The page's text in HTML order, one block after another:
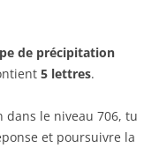
de précipitation
5 lettres.
le niveau 706, tu
et poursuivre la